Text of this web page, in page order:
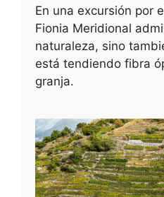
En una excursión por
Fionia Meridional
naturaleza, sino
está tendiendo fibra
granja.